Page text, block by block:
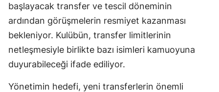
başlayacak transfer ve tescil döneminin
ardından görüşmelerin resmiyet kazanması
bekleniyor. Kulübün, transfer limitlerinin
netleşmesiyle birlikte bazı isimleri kamuoyuna
duyurabileceği ifade ediliyor.
Yönetimin hedefi, yeni transferlerin önemli